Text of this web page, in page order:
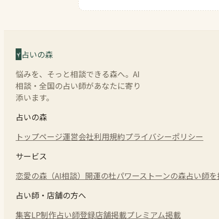
占いの森
悩みを、そっと相談できる森へ。AI
相談・全国の占い師があなたに寄り
添います。
占いの森
トップページ運営会社利用規約プライバシーポリシー
サービス
恋愛の森（AI相談） 開運の杜パワーストーンの森占い師
占い師・店舗の方へ
集客LP制作占い師登録店舗掲載プレミアム掲載